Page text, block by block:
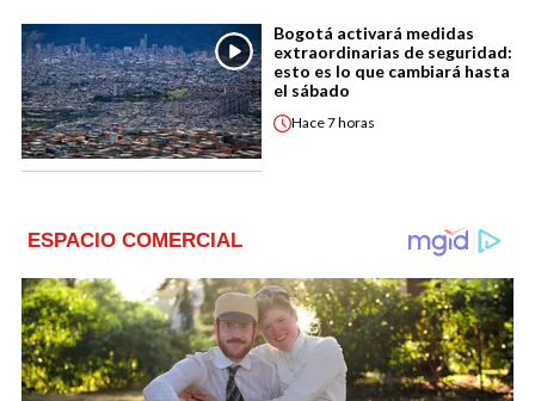
Bogotá activará medidas
extraordinarias de seguridad:
esto es lo que cambiará hasta
el sábado
Hace7 horas